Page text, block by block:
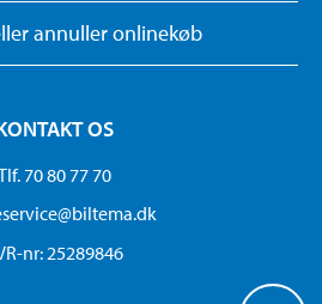
annuller onlinekøb
OS
70 80 77 70
nr: 25289846